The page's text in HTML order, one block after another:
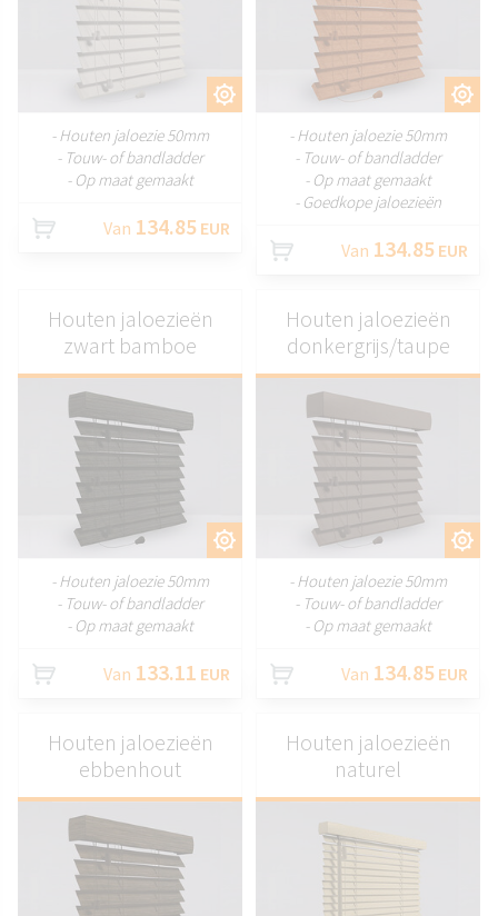
- Houten jaloezie 50mm
- Touw- of bandladder
- Op maat gemaakt
Van 134.85 EUR
AANPASSEN
- Houten jaloezie 50mm
- Touw- of bandladder
- Op maat gemaakt
- Goedkope jaloezieën
Van 134.85 EUR
AANPASSEN
Houten jaloezieën
zwart bamboe
- Houten jaloezie 50mm
- Touw- of bandladder
- Op maat gemaakt
Van 133.11 EUR
AANPASSEN
Houten jaloezieën
donkergrijs/taupe
- Houten jaloezie 50mm
- Touw- of bandladder
- Op maat gemaakt
Van 134.85 EUR
Houten jaloezieën
ebbenhout
Houten jaloezieën
naturel